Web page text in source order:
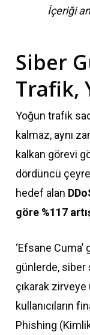
İçeriği
Siber
Trafik,
Yoğun trafik
kalmaz, aynı
kalkan görevi
dördüncü
hedef alan
göre %117
‘Efsane
günlerde, siber
çıkarak zirveye
kullanıcıların
Phishing